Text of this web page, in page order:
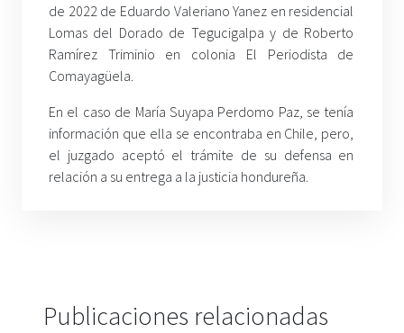
de 2022 de Eduardo Valeriano Yanez en residencial
Lomas del Dorado de Tegucigalpa y de Roberto
Ramírez Triminio en colonia El Periodista de
Comayagüela.
En el caso de María Suyapa Perdomo Paz, se tenía
información que ella se encontraba en Chile, pero,
el juzgado aceptó el trámite de su defensa en
relación a su entrega a la justicia hondureña.
Publicaciones relacionadas